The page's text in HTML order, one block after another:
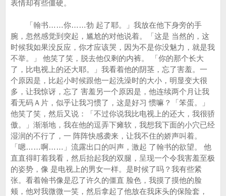
表情却有些僵硬。
「翰书……你……勃 起了耶。」我放在他下身旁的手
腕，忽然感觉到突起，尴尬的对他说着。「这是 当然的，这
时候我如果没反应，你才应该哭，因为不是你没魅力，就是我
不举。」 他笑了笑，脱去他仅剩的内裤。 「你的那个长大
了，比电视上的还大耶。」我看着他的阴茎，忘了害羞。一
个原因是，比起小时候跟他一起洗澡时的大小，明显变大很
多，让我惊讶，忘了 害羞另一个原因是，他连续两个月让我
看无码Ａ片，似乎让我习惯了，这是好习 惯嘛？「笨蛋。」
他笑了笑，然后又说：「不过你说我比电视上的还大，我很骄
傲。」渐渐地，我在他的逗弄下瘫软，我想我下面的小穴已经
湿润的不行了，一 阵阵快感袭来，让我不住的娇声叫着。
「嗯……啊……」流露出口的叫声，激起 了翰书的欲望。 他
直直得盯着我看，然后抬起我的双腿，呈现一个令我害羞至极
的姿势，像 是电视上的男女一样。是时候了吗？我有些紧
张。看着翰书像是忍了许久的僵直 脸色，我摸了摸他的脸
颊，他对我微微一笑，然后拿起了他放在我床头的保险套，